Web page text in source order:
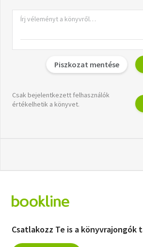
Piszkozat mentése
Csak bejelentkezett felhasználók
értékelhetik a könyvet.
Csatlakozz Te is a könyvrajongók